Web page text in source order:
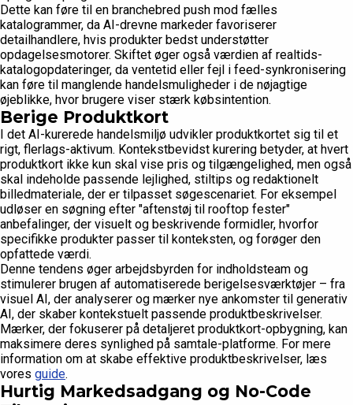
Dette kan føre til en branchebred push mod fælles
katalogrammer, da AI-drevne markeder favoriserer
detailhandlere, hvis produkter bedst understøtter
opdagelsesmotorer. Skiftet øger også værdien af realtids-
katalogopdateringer, da ventetid eller fejl i feed-synkronisering
kan føre til manglende handelsmuligheder i de nøjagtige
øjeblikke, hvor brugere viser stærk købsintention.
Berige Produktkort
I det AI-kurerede handelsmiljø udvikler produktkortet sig til et
rigt, flerlags-aktivum. Kontekstbevidst kurering betyder, at hvert
produktkort ikke kun skal vise pris og tilgængelighed, men også
skal indeholde passende lejlighed, stiltips og redaktionelt
billedmateriale, der er tilpasset søgescenariet. For eksempel
udløser en søgning efter "aftenstøj til rooftop fester"
anbefalinger, der visuelt og beskrivende formidler, hvorfor
specifikke produkter passer til konteksten, og forøger den
opfattede værdi.
Denne tendens øger arbejdsbyrden for indholdsteam og
stimulerer brugen af automatiserede berigelsesværktøjer – fra
visuel AI, der analyserer og mærker nye ankomster til generativ
AI, der skaber kontekstuelt passende produktbeskrivelser.
Mærker, der fokuserer på detaljeret produktkort-opbygning, kan
maksimere deres synlighed på samtale-platforme. For mere
information om at skabe effektive produktbeskrivelser, læs
vores guide.
Hurtig Markedsadgang og No-Code